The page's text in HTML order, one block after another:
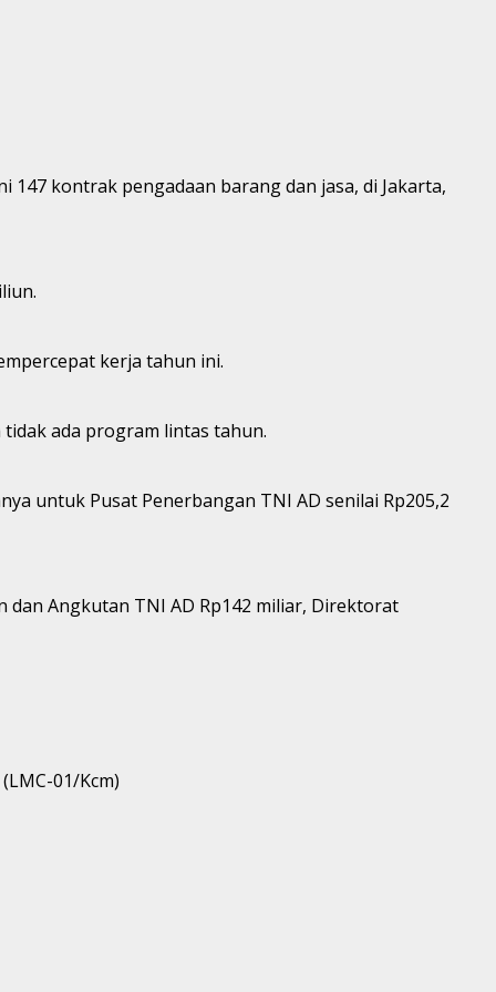
kontrak pengadaan barang dan jasa, di Jakarta,
kerja tahun ini.
ada program lintas tahun.
untuk Pusat Penerbangan TNI AD senilai Rp205,2
dan Angkutan TNI AD Rp142 miliar, Direktorat
01/Kcm)